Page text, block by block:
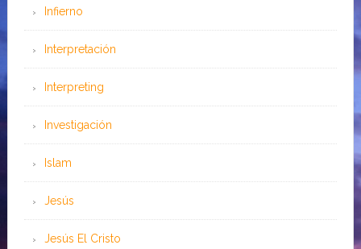
Infierno
Interpretación
Interpreting
Investigación
Islam
Jesús
Jesús El Cristo